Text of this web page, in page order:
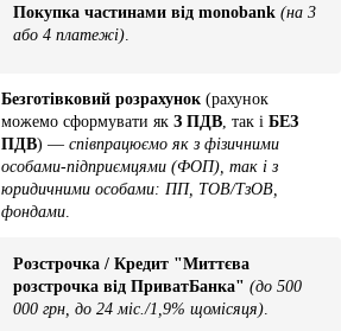
Покупка частинами від monobank (на 3
або 4 платежі)
Безготівковий розрахунок (рахунок
можемо сформувати як З ПДВ , так і БЕЗ
ПДВ) — співпрацюємо як з фізичними
особами-підприємцями (ФОП), так і з
юридичними особами: ПП, ТОВ/ТзОВ,
фондами
Розстрочка / Кредит "Миттєва
розстрочка від ПриватБанка" (до 500
000 грн, до 24 міс./1,9% щомісяця).